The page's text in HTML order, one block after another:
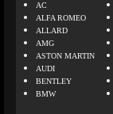
AC
ALFA ROMEO
ALLARD
AMG
ASTON MARTIN
AUDI
BENTLEY
BMW